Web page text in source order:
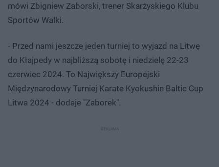
mówi Zbigniew Zaborski, trener Skarżyskiego Klubu
Sportów Walki.
- Przed nami jeszcze jeden turniej to wyjazd na Litwę
do Kłajpedy w najbliższą sobotę i niedzielę 22-23
czerwiec 2024. To Największy Europejski
Międzynarodowy Turniej Karate Kyokushin Baltic Cup
Litwa 2024 - dodaje "Zaborek".